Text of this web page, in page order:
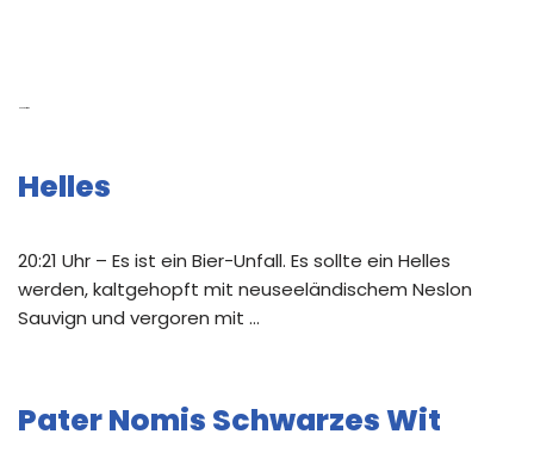
Helles
20:21 Uhr – Es ist ein Bier-Unfall. Es sollte ein Helles
werden, kaltgehopft mit neuseeländischem Neslon
Sauvign und vergoren mit …
Pater Nomis Schwarzes Wit